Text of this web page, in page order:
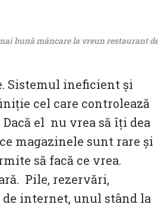
bună mâncare la vreun restaurant de
Sistemul ineficient și
cel care controlează
el nu vrea să îți dea
magazinele sunt rare și
să facă ce vrea.
Pile, rezervări,
internet, unul stând la